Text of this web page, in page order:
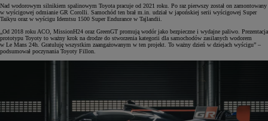
Nad wodorowym silnikiem spalinowym Toyota pracuje od 2021 roku. Po raz pierwszy został on zamontowany
w wyścigowej odmianie GR Corolli. Samochód ten brał m.in. udział w japońskiej serii wyścigowej Super
Taikyu oraz w wyścigu Idemtsu 1500 Super Endurance w Tajlandii.
„Od 2018 roku ACO, MissionH24 oraz GreenGT promują wodór jako bezpieczne i wydajne paliwo. Prezentacja
prototypu Toyoty to ważny krok na drodze do stworzenia kategorii dla samochodów zasilanych wodorem
w Le Mans 24h. Gratuluję wszystkim zaangażowanym w ten projekt. To ważny dzień w dziejach wyścigu” –
podsumował poczynania Toyoty Fillon.